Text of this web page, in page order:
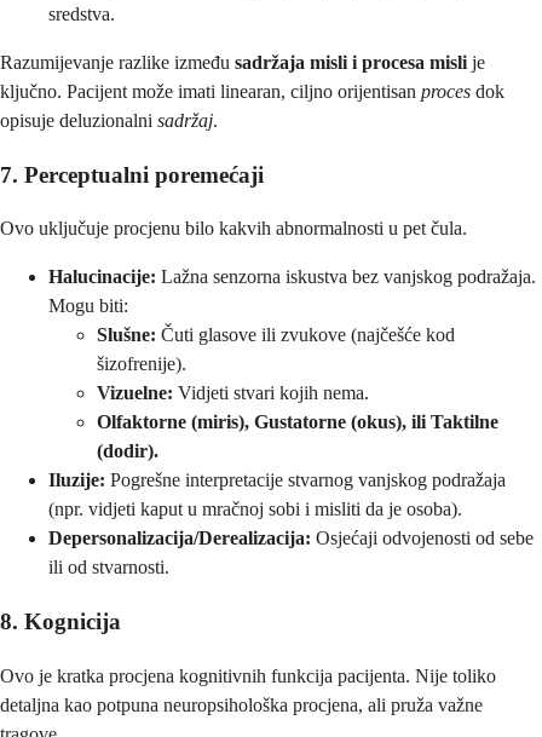
sredstva.
Razumijevanje razlike između sadržaja misli i procesa misli je
ključno. Pacijent može imati linearan, ciljno orijentisan proces dok
opisuje deluzionalni sadržaj.
7. Perceptualni poremećaji
Ovo uključuje procjenu bilo kakvih abnormalnosti u pet čula.
Halucinacije: Lažna senzorna iskustva bez vanjskog podražaja.
Mogu biti:
Slušne: Čuti glasove ili zvukove (najčešće kod
šizofrenije).
Vizuelne: Vidjeti stvari kojih nema.
Olfaktorne (miris), Gustatorne (okus), ili Taktilne
(dodir).
Iluzije: Pogrešne interpretacije stvarnog vanjskog podražaja
(npr. vidjeti kaput u mračnoj sobi i misliti da je osoba).
Depersonalizacija/Derealizacija: Osjećaji odvojenosti od sebe
ili od stvarnosti.
8. Kognicija
Ovo je kratka procjena kognitivnih funkcija pacijenta. Nije toliko
detaljna kao potpuna neuropsihološka procjena, ali pruža važne